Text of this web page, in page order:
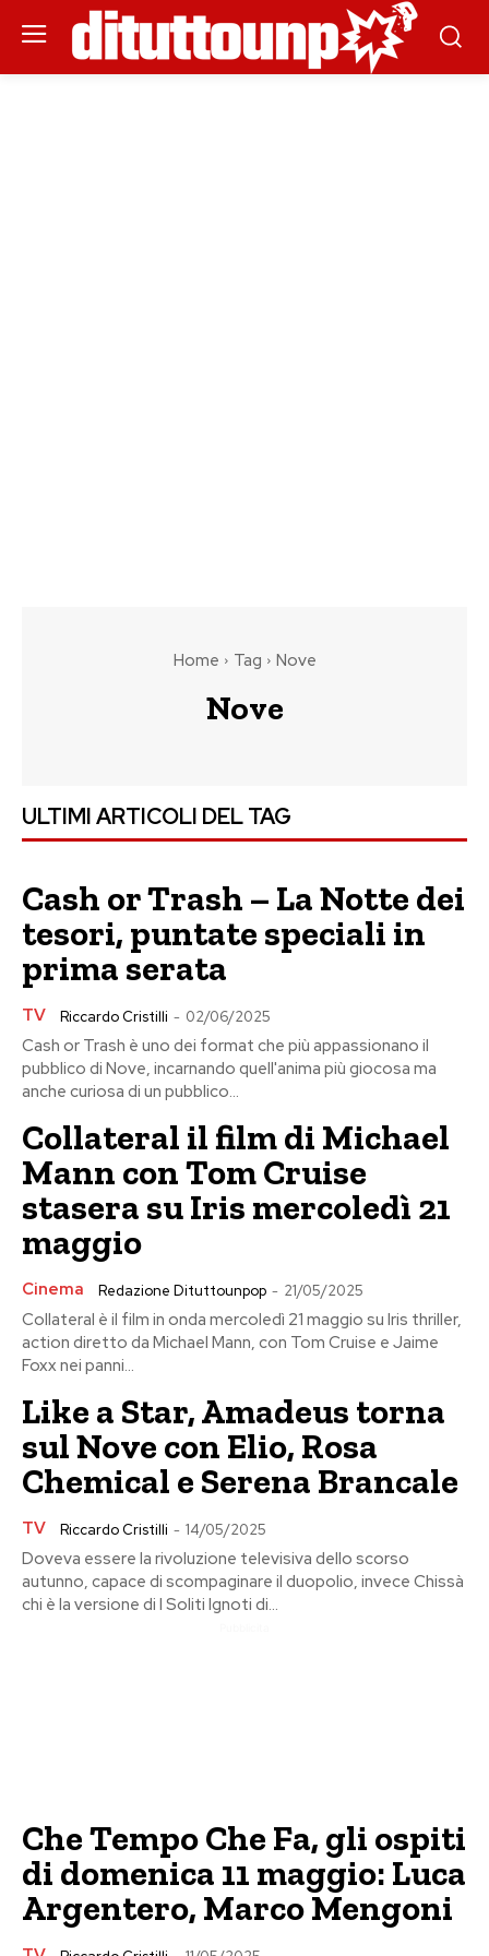
Home Tag Nove
Nove
ULTIMI ARTICOLI DEL TAG
Cash or Trash – La Notte dei
tesori, puntate speciali in
prima serata
TV Riccardo Cristilli - 02/06/2025
Cash or Trash è uno dei format che più appassionano il
pubblico di Nove, incarnando quell'anima più giocosa ma
anche curiosa di un pubblico...
Collateral il film di Michael
Mann con Tom Cruise
stasera su Iris mercoledì 21
maggio
Cinema Redazione Dituttounpop - 21/05/2025
Collateral è il film in onda mercoledì 21 maggio su Iris thriller,
action diretto da Michael Mann, con Tom Cruise e Jaime
Foxx nei panni...
Like a Star, Amadeus torna
sul Nove con Elio, Rosa
Chemical e Serena Brancale
TV Riccardo Cristilli - 14/05/2025
Doveva essere la rivoluzione televisiva dello scorso
autunno, capace di scompaginare il duopolio, invece Chissà
chi è la versione di I Soliti Ignoti di...
Che Tempo Che Fa, gli ospiti
di domenica 11 maggio: Luca
Argentero, Marco Mengoni